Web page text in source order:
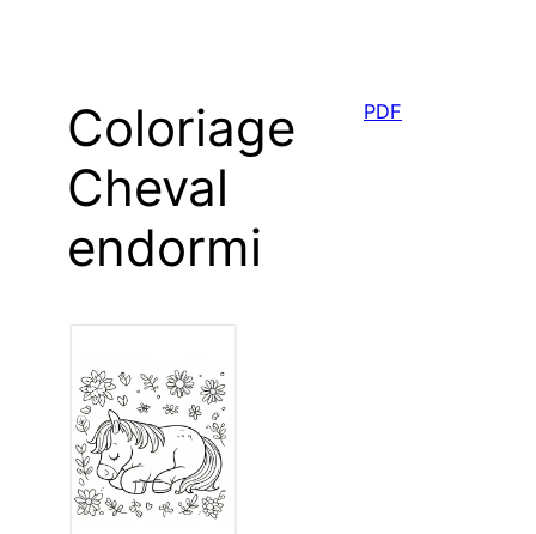
Coloriage
Cheval
endormi
PDF